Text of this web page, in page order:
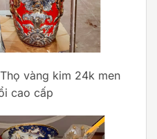
vàng kim 24k men
cao cấp